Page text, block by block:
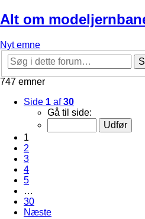
Alt om
Nyt emne
747 emner
Side 1 af30
Gå til side:
1
2
3
4
5
…
30
Næste